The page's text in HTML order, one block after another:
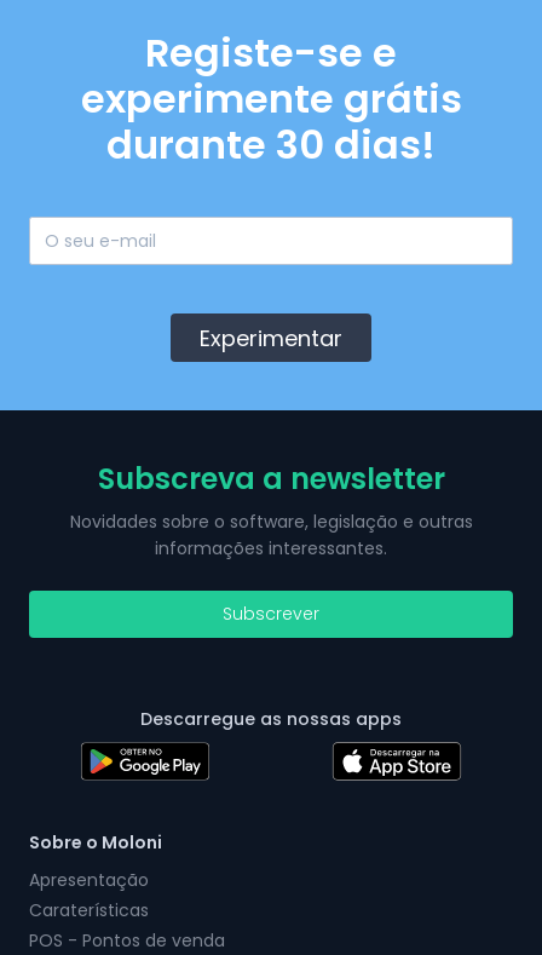
Registe-se e
experimente grátis
durante 30 dias!
Experimentar
Subscreva a newsletter
Novidades sobre o software, legislação e outras
informações interessantes.
Subscrever
Descarregue as nossas apps
Sobre o Moloni
Apresentação
Caraterísticas
POS - Pontos de venda